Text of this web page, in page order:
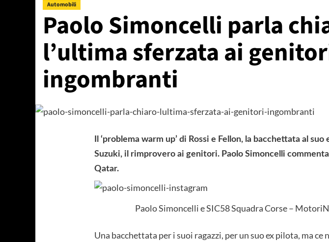
Automobili
Paolo Simoncelli parla
l’ultima sferzata ai
ingombranti
Il ‘problema warm up’ di Rossi e Fellon, la bacchettata al suo
Suzuki, il rimprovero ai genitori. Paolo Simoncelli commenta
Qatar.
Paolo Simoncelli e SIC58 Squadra Corse –
Una bacchettata per i suoi ragazzi, per un suo ex pilota, ma ce